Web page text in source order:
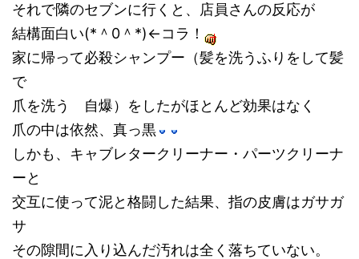
それで隣のセブンに行くと、店員さんの反応が
結構面白い(*＾0＾*)←コラ！
家に帰って必殺シャンプー（髪を洗うふりをして髪
で
爪を洗う 自爆）をしたがほとんど効果はなく
爪の中は依然、真っ黒
しかも、キャブレタークリーナー・パーツクリーナ
ーと
交互に使って泥と格闘した結果、指の皮膚はガサガ
サ
その隙間に入り込んだ汚れは全く落ちていない。